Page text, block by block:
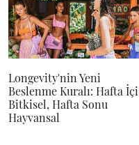
Longevity'nin Yeni
Beslenme Kuralı: Hafta İçi
Bitkisel, Hafta Sonu
Hayvansal